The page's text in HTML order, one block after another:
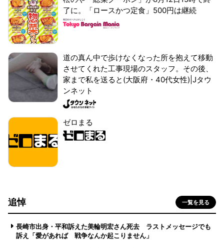
了に。「ロースかつ定食」500円は継続
道の真ん中で歩けなくなった所を抱えて移動
させてくれた工事現場のスタッフ。その後、
家まで私を送ると(大阪府・40代女性)|Jタウ
ンネット
ゼロまる
追悼 一覧を見る
長崎市出身・平和訴えた美輪明宏さん死去 ラストメッセージでも
訴え「愛があれば 戦争なんか起こりません」